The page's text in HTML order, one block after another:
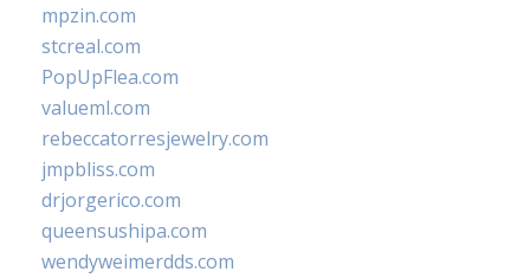
mpzin.com
stcreal.com
PopUpFlea.com
valueml.com
rebeccatorresjewelry.com
jmpbliss.com
drjorgerico.com
queensushipa.com
wendyweimerdds.com